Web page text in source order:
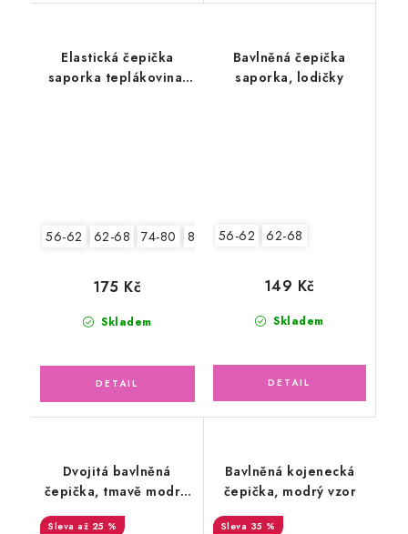
Elastická čepička
saporka teplákovina,
56-62 62-68 74-80 80-86
Skladem
175 Kč
Bavlněná čepička
saporka, lodičky
56-62 62-68
Skladem
149 Kč
Dvojitá bavlněná
čepička, tmavě modré
až 25 %
Bavlněná kojenecká
čepička, modrý vzor
35 %